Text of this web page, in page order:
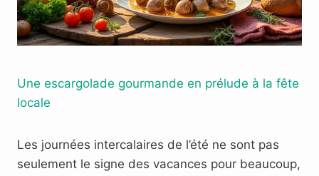
Une escargolade gourmande en prélude à la fête
locale
Les journées intercalaires de l’été ne sont pas
seulement le signe des vacances pour beaucoup,